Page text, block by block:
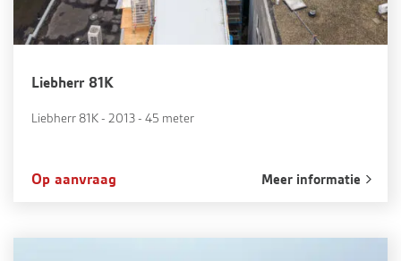
Liebherr 81K
Liebherr 81K - 2013 - 45 meter
Op aanvraag Meer informatie